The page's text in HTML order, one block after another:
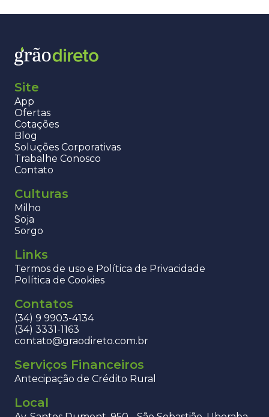
Site
App
Ofertas
Cotações
Blog
Soluções Corporativas
Trabalhe Conosco
Contato
Culturas
Milho
Soja
Sorgo
Links
Termos de uso e Política de Privacidade
Política de Cookies
Contatos
(34) 9 9903-4134
(34) 3331-1163
contato@graodireto.com.br
Serviços Financeiros
Antecipação de Crédito Rural
Local